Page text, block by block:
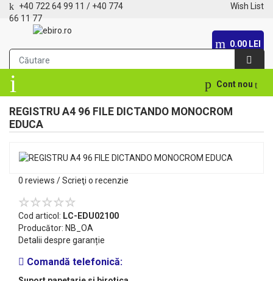
+40 722 64 99 11 / +40 774
66 11 77
Wish List
0.00 LEI
Cont nou
REGISTRU A4 96 FILE DICTANDO MONOCROM
EDUCA
0 reviews /Scrieţi o recenzie
Cod articol: LC-EDU02100
Producător: NB_OA
Detalii despre garanție
Comandă telefonică: